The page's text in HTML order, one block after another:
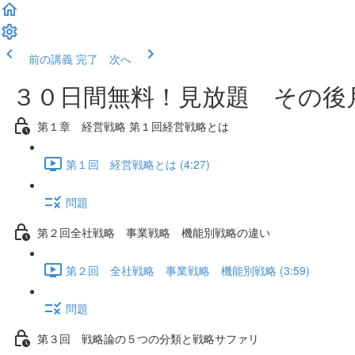
前の講義 完了 次へ
３０日間無料！見放題 その後
第１章 経営戦略 第１回経営戦略とは
第１回 経営戦略とは (4:27)
問題
第２回全社戦略 事業戦略 機能別戦略の違い
第２回 全社戦略 事業戦略 機能別戦略 (3:59)
問題
第３回 戦略論の５つの分類と戦略サファリ